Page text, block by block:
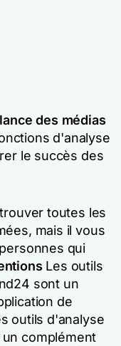
des médias
d'analyse
le succès des
toutes les
mais il vous
qui
Les outils
sont un
de
outils d'analyse
complément